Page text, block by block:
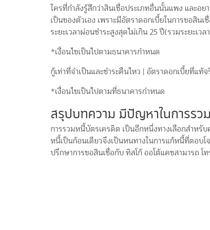
ใครที่กำลังรู้สีกว่าสินเชื่อประเภทอื่นนั้นแพง และอ
เป็นของตัวเอง เพราะมีอัตราดอกเบี้ยในการขอสิ
ระยะเวลาผ่อนชำระสูงสุดไม่เกิน 25 ปี(รวมระยะเว
*เงื่อนไขเป็นไปตามธนาคารกำหนด
กู้เท่าที่จำเป็นและชำระคืนไหว | อัตราดอกเบี้ยที่แท้
*เงื่อนไขเป็นไปตามที่ธนาคารกำหนด
สรุปบทความ มีปัญหาในการรว
การรวมหนี้บัตรเครดิต เป็นอีกหนึ่งทางเลือกสำห
หนี้เป็นก้อนเดียวจึงเป็นหนทางในการแก้หนี้ที่ตอบ
ปรึกษาการขอสินเชื่อกับ ทิสโก้ ออโต้แคชสามารถ โ